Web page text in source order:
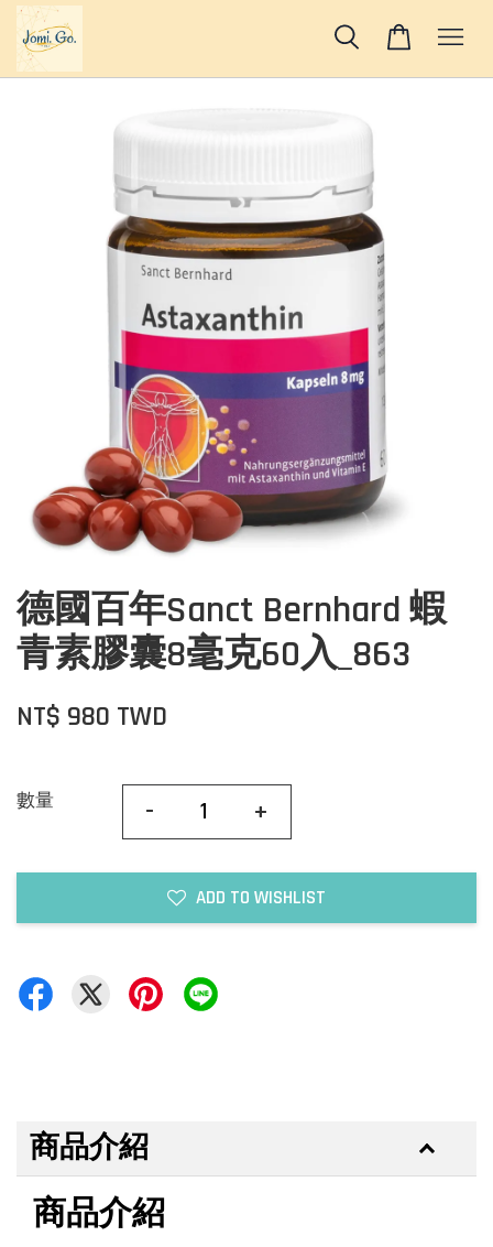
德國百年Sanct Bernhard 蝦
青素膠囊8毫克60入_863
NT$ 980 TWD
數量 - +
ADD TO WISHLIST
商品介紹
商品介紹